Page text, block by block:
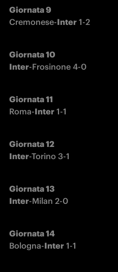
Cremonese-Inter 1-2
Giornata 10
Inter-Frosinone 4-0
Roma-Inter 1-1
Giornata 12
Inter-Torino 3-1
Giornata 13
Inter-Milan 2-0
Bologna-Inter 1-1